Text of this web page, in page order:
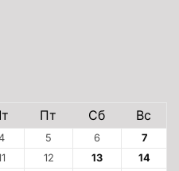
Пт Сб Вс
5 6
7
12 13
14